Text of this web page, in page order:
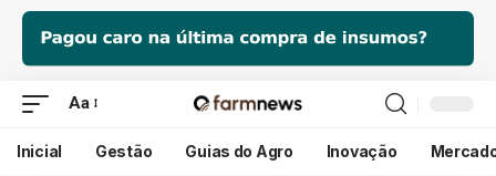
Aa
Inicial Gestão Guias do Agro Inovação